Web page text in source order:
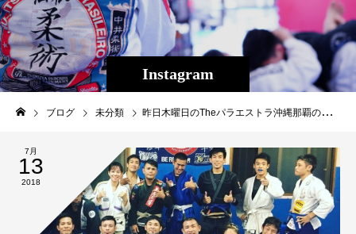
Instagram
ブログ 未分類 昨日木曜日のTheパラエストラ沖縄那覇の柔術クラスにポゴナクラブジムから鈴木さん（黒帯）伊元さんが （茶帯）が出稽古に来てくれました！ 実家が沖縄の伊元さんは帰省がてら度々練習に来てくれます。 県外の黒帯、茶帯の方との練習はあまり無い機会なので非常に貴重でしたね、生徒一同為になりました。 鈴木さん、伊元さんありがとうございましたー！ #パラエストラ #沖縄 #那覇 #与儀 #MMA #shooto #コザ #総合格闘技 #修斗 #キックボクシング #柔術 #jiujitsu #ダイエット
7月
13
2018